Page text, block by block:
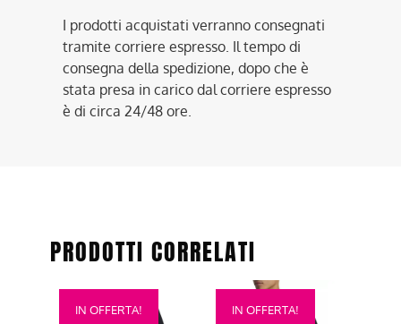
I prodotti acquistati verranno consegnati
tramite corriere espresso. Il tempo di
consegna della spedizione, dopo che è
stata presa in carico dal corriere espresso
è di circa 24/48 ore.
PRODOTTI CORRELATI
IN OFFERTA!
Questo
prodotto
IN OFFERTA!
Questo
prodotto